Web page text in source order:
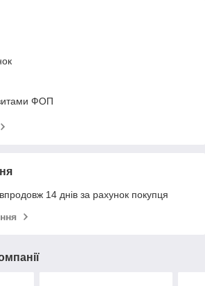
ФОП
14 днів за рахунок покупця